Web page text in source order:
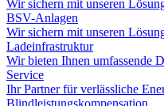
Wir sichern mit unseren
BSV-Anlagen
Wir sichern mit unseren
Ladeinfrastruktur
Wir bieten Ihnen umfassende
Service
Ihr Partner für verlässliche